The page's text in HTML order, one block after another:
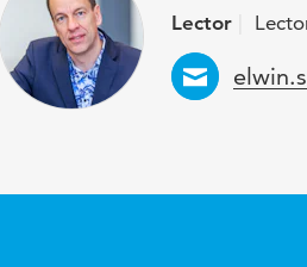
Lector
Email